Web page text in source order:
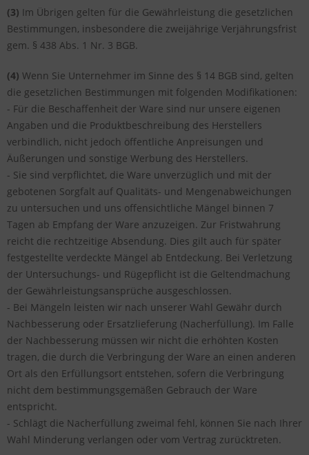
(3) Im Übrigen gelten für die Gewährleistung die gesetzlichen
Bestimmungen, insbesondere die zweijährige Verjährungsfrist
gem. § 438 Abs. 1 Nr. 3 BGB.
(4) Wenn Sie Unternehmer im Sinne des § 14 BGB sind, gelten
die gesetzlichen Bestimmungen mit folgenden Modifikationen:
- Für die Beschaffenheit der Ware sind nur unsere eigenen
Angaben und die Produktbeschreibung des Herstellers
verbindlich, nicht jedoch öffentliche Anpreisungen und
Äußerungen und sonstige Werbung des Herstellers.
- Sie sind verpflichtet, die Ware unverzüglich und mit der
gebotenen Sorgfalt auf Qualitäts- und Mengenabweichungen
zu untersuchen und uns offensichtliche Mängel binnen 7
Tagen ab Empfang der Ware anzuzeigen. Zur Fristwahrung
reicht die rechtzeitige Absendung. Dies gilt auch für später
festgestellte verdeckte Mängel ab Entdeckung. Bei Verletzung
der Untersuchungs- und Rügepflicht ist die Geltendmachung
der Gewährleistungsansprüche ausgeschlossen.
- Bei Mängeln leisten wir nach unserer Wahl Gewähr durch
Nachbesserung oder Ersatzlieferung (Nacherfüllung). Im Falle
der Nachbesserung müssen wir nicht die erhöhten Kosten
tragen, die durch die Verbringung der Ware an einen anderen
Ort als den Erfüllungsort entstehen, sofern die Verbringung
nicht dem bestimmungsgemäßen Gebrauch der Ware
entspricht.
- Schlägt die Nacherfüllung zweimal fehl, können Sie nach Ihrer
Wahl Minderung verlangen oder vom Vertrag zurücktreten.